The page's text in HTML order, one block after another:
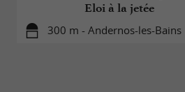
Eloi à la jetée
300 m - Andernos-les-Bains